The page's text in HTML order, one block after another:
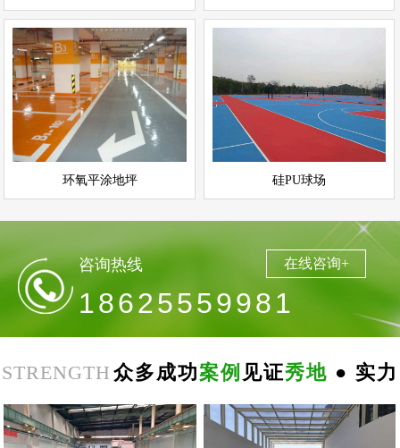
环氧平涂地坪
环氧平涂地坪
环氧地坪
立即询问
硅PU球场
硅PU球场
运动场地坪
查看详情
立即询问
咨询热线
18625559981
在线咨询+
STRENGTH 众多成功案例 见证秀地 ● 实力
郑
州
思
念
食
品
环
氧
自
平 南
阳
地
下
停
车
场
无
震
防